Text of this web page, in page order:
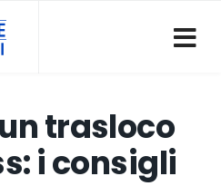
trasloco
i consigli